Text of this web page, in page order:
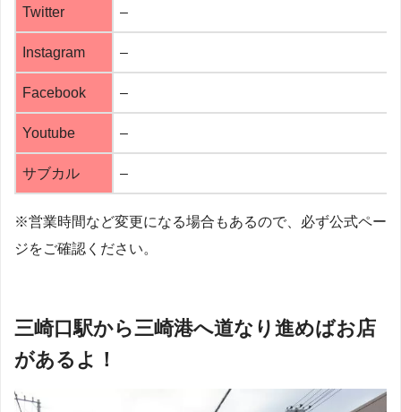
Twitter –
Instagram –
Facebook –
Youtube –
サブカル –
※営業時間など変更になる場合もあるので、必ず公式ペー
ジをご確認ください。
三崎口駅から三崎港へ道なり進めばお店
があるよ！